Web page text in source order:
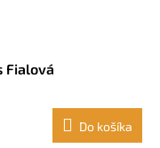
Fialová
Do košíka